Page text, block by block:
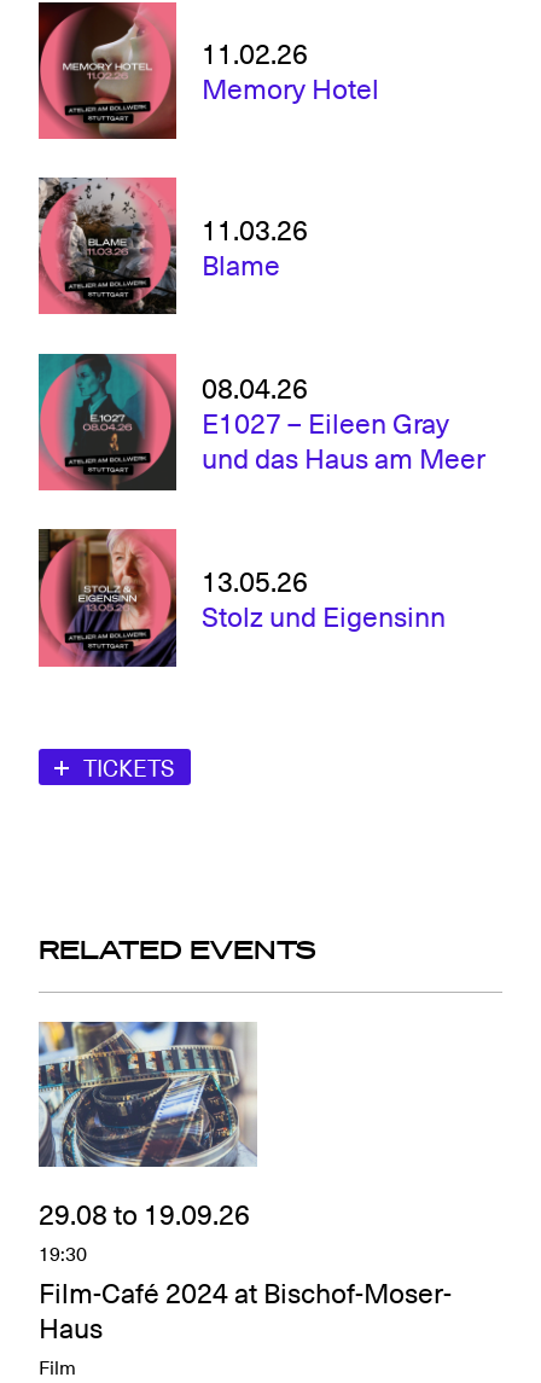
11.02.26
Memory Hotel
11.03.26
Blame
08.04.26
E1027 – Eileen Gray
und das Haus am Meer
13.05.26
Stolz und Eigensinn
TICKETS
RELATED EVENTS
29.08 to 19.09.26
19:30
Film-Café 2024 at Bischof-Moser-
Haus
Film